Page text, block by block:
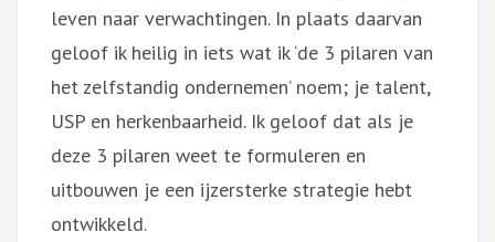
leven naar verwachtingen. In plaats daarvan
geloof ik heilig in iets wat ik ‘de 3 pilaren van
het zelfstandig ondernemen’ noem; je talent,
USP en herkenbaarheid. Ik geloof dat als je
deze 3 pilaren weet te formuleren en
uitbouwen je een ijzersterke strategie hebt
ontwikkeld.